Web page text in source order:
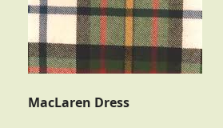
MacLaren Dress